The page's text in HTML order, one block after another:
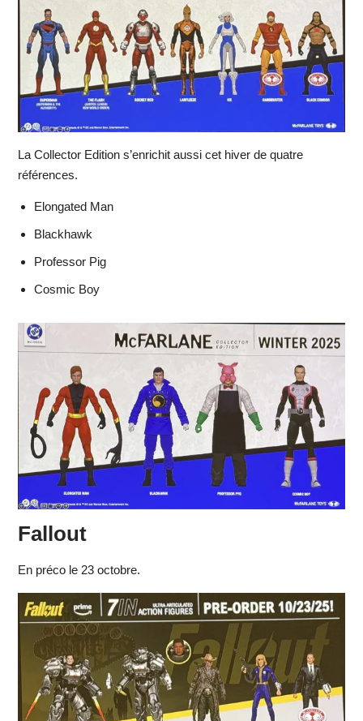
La Collector Edition s’enrichit aussi cet hiver de quatre
références.
Elongated Man
Blackhawk
Professor Pig
Cosmic Boy
Fallout
En préco le 23 octobre.